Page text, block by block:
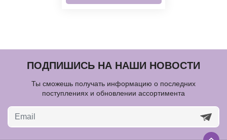
ПОДПИШИСЬ НА НАШИ НОВОСТИ
Ты сможешь получать информацию о последних
поступлениях и обновлении ассортимента